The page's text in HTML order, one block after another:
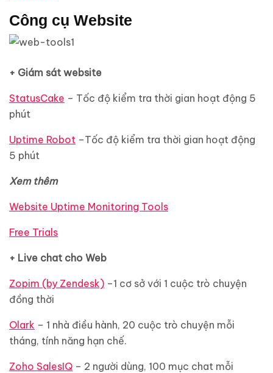
Công cụ Website
+ Giám sát website
StatusCake – Tốc độ kiểm tra thời gian hoạt động 5
phút
Uptime Robot –Tốc độ kiểm tra thời gian hoạt động
5 phút
Xem thêm
Website Uptime Monitoring Tools
Free Trials
+ Live chat cho Web
Zopim (by Zendesk) –1 cơ sở với 1 cuộc trò chuyện
đồng thời
Olark – 1 nhà điều hành, 20 cuộc trò chuyện mỗi
tháng, tính năng hạn chế.
Zoho SalesIQ – 2 người dùng, 100 mục chat mỗi